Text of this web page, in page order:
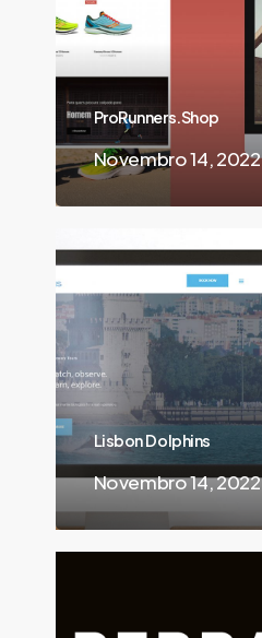
ProRunners.Shop
Novembro 14, 2022
Lisbon Dolphins
Novembro 14, 2022